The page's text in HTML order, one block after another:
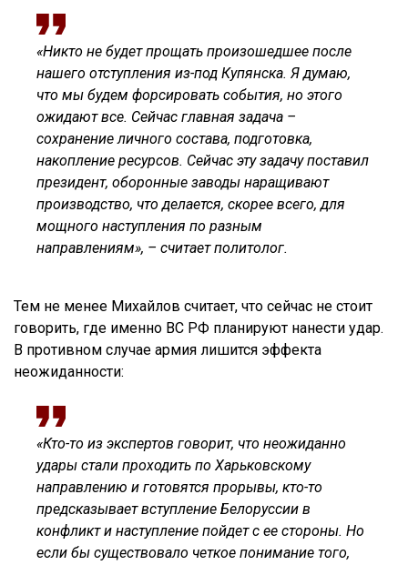
«Никто не будет прощать произошедшее после
нашего отступления из-под Купянска. Я думаю,
что мы будем форсировать события, но этого
ожидают все. Сейчас главная задача –
сохранение личного состава, подготовка,
накопление ресурсов. Сейчас эту задачу поставил
президент, оборонные заводы наращивают
производство, что делается, скорее всего, для
мощного наступления по разным
направлениям», – считает политолог.
Тем не менее Михайлов считает, что сейчас не стоит
говорить, где именно ВС РФ планируют нанести удар.
В противном случае армия лишится эффекта
неожиданности:
«Кто-то из экспертов говорит, что неожиданно
удары стали проходить по Харьковскому
направлению и готовятся прорывы, кто-то
предсказывает вступление Белоруссии в
конфликт и наступление пойдет с ее стороны. Но
если бы существовало четкое понимание того,